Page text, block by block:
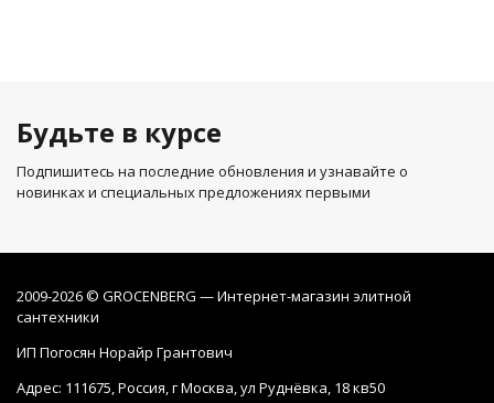
Будьте в курсе
Подпишитесь на последние обновления и узнавайте о
новинках и специальных предложениях первыми
2009-2026 © GROCENBERG — Интернет-магазин элитной
сантехники
ИП Погосян Норайр Грантович
Адрес: 111675, Россия, г Москва, ул Руднёвка, 18 кв50